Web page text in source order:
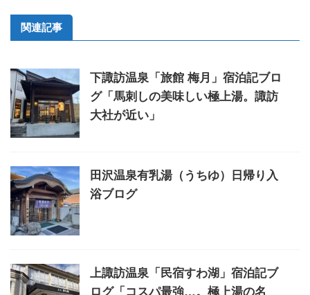
関連記事
下諏訪温泉「旅館 梅月」宿泊記ブロ
グ「馬刺しの美味しい極上湯。諏訪
大社が近い」
田沢温泉有乳湯（うちゆ）日帰り入
浴ブログ
上諏訪温泉「民宿すわ湖」宿泊記ブ
ログ「コスパ最強…。極上湯の名